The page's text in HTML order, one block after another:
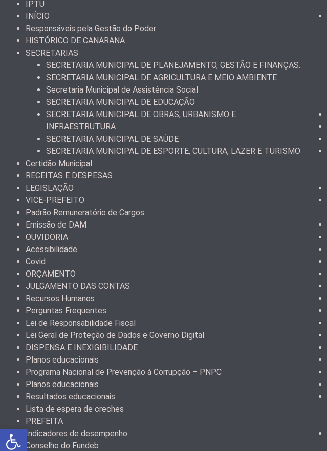
IPTU
INÍCIO
Responsáveis pela Gestão do Poder
HISTÓRICO DE CANARANA
SECRETARIAS
SECRETARIA MUNICIPAL DE PLANEJAMENTO, GESTÃO E FINANÇAS.
SECRETARIA MUNICIPAL DE AGRICULTURA E MEIO AMBIENTE
Secretaria Municipal de Assistência Social
SECRETARIA MUNICIPAL DE EDUCAÇÃO
SECRETARIA MUNICIPAL DE OBRAS, URBANISMO E
INFRAESTRUTURA
SECRETARIA MUNICIPAL DE SAÚDE
SECRETARIA MUNICIPAL DE ESPORTE, CULTURA, LAZER E TURISMO
Certidão Municipal
RECEITAS E DESPESAS
LEGISLAÇÃO
VICE-PREFEITO
Padrão Remuneratório de Cargos
Emissão de DAM
OUVIDORIA
Acessibilidade
Covid
ORÇAMENTO
JULGAMENTO DAS CONTAS
Recursos Humanos
Perguntas Frequentes
Lei de Responsabilidade Fiscal
Lei Geral de Proteção de Dados e Governo Digital
DISPENSA E INEXIGIBILIDADE
Planos educacionais
Programa Nacional de Prevenção à Corrupção – PNPC
Planos educacionais
Resultados educacionais
Lista de espera de creches
PREFEITA
Indicadores de desempenho
Conselho do Fundeb
Abrir a barra de ferramentas